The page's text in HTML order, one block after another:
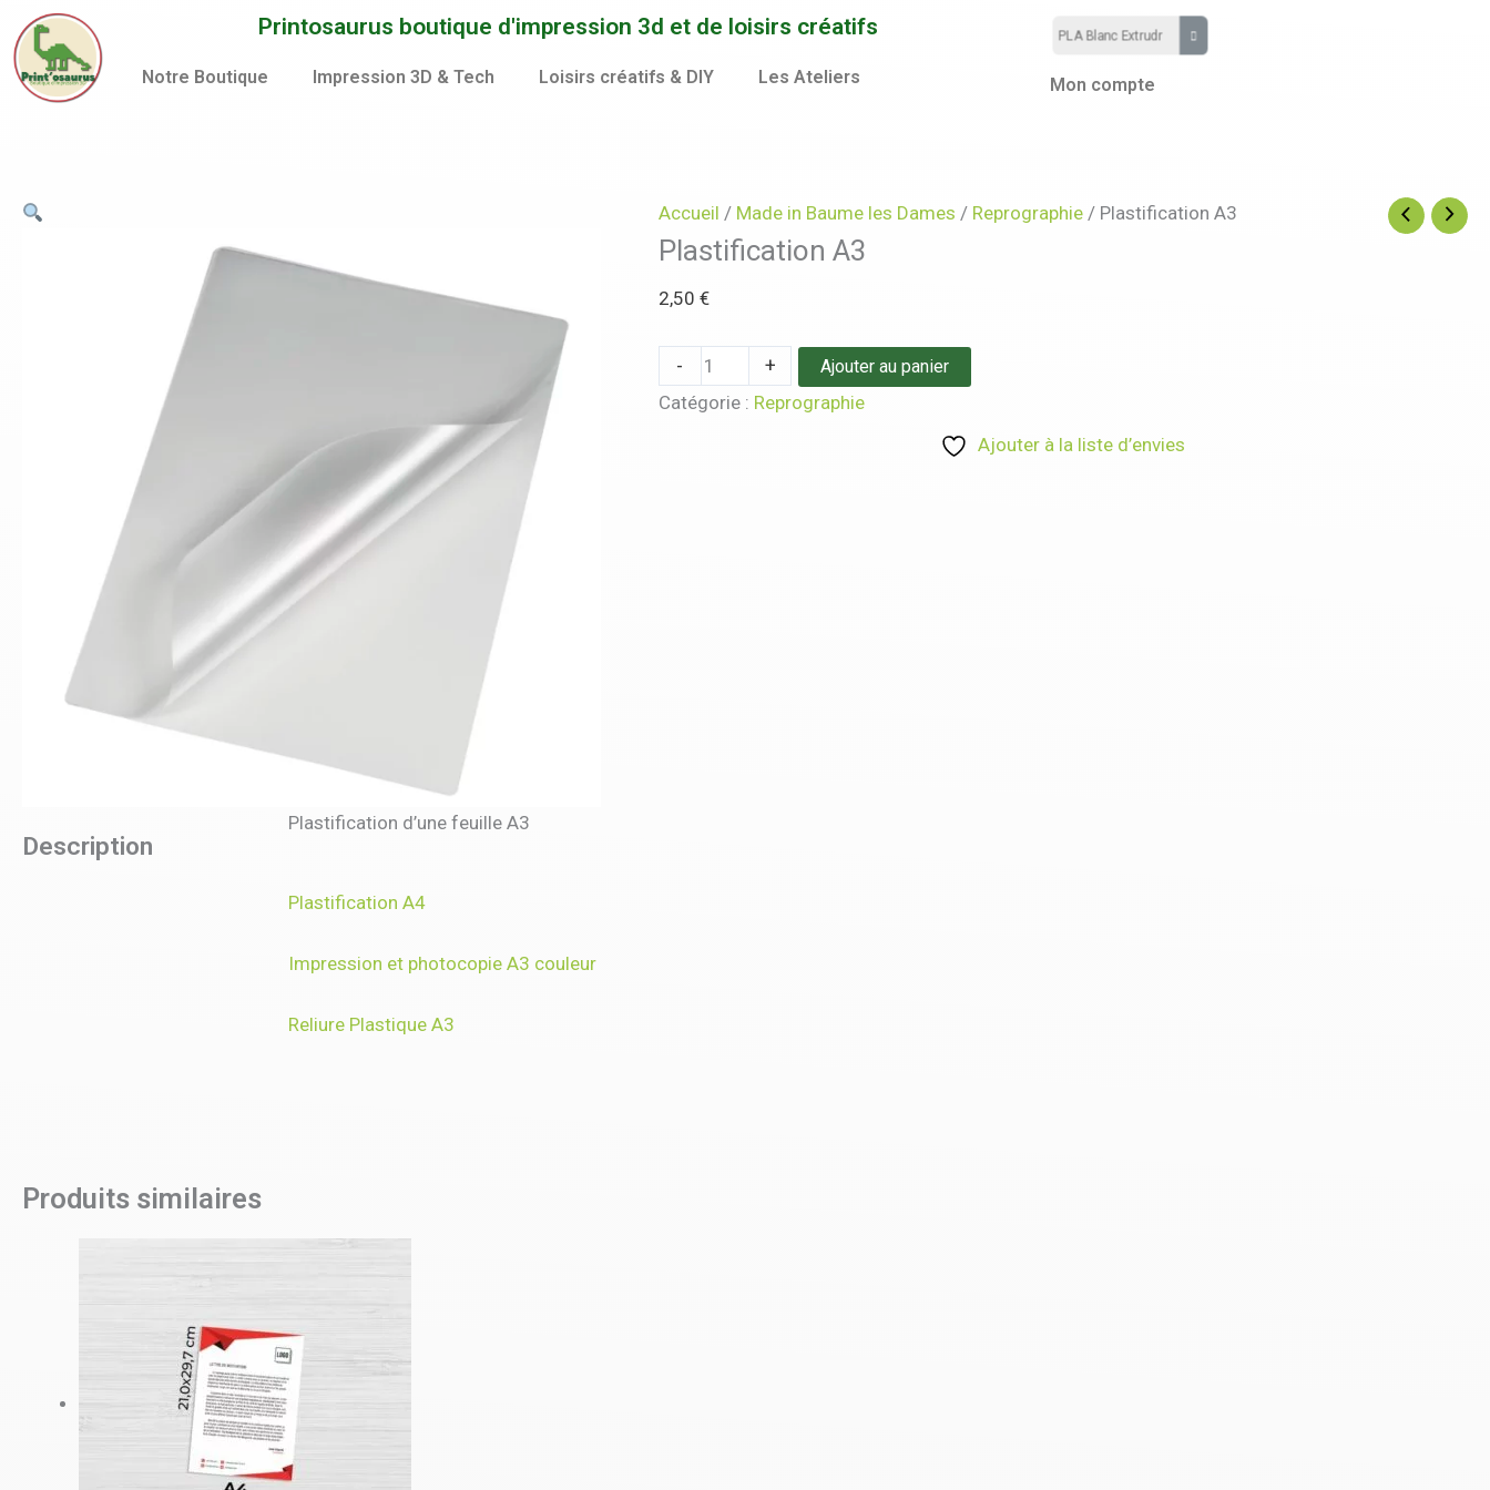
Aller
au
contenu
Printosaurus boutique d'impression 3d et de loisirs créatifs
Notre Boutique Impression 3D & Tech Loisirs créatifs & DIY Les Ateliers Mon compte
Accueil / Made in Baume les Dames / Reprographie/ Plastification A3
Plastification A3
2,50 €
-
quantité
Plastification
+ Ajouter au panier
Catégorie : Reprographie
Ajouter à la liste d’envies
Description
Plastification d’une feuille A3
Plastification A4
Impression et photocopie A3 couleur
Reliure Plastique A3
Produits similaires